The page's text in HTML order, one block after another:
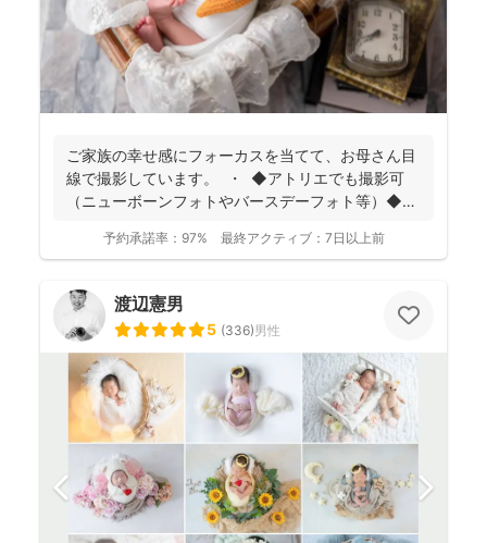
ご家族の幸せ感にフォーカスを当てて、お母さん目
線で撮影しています。 ・ ◆アトリエでも撮影可
（ニューボーンフォトやバースデーフォト等）◆
予約承諾率： 97% 最終アクティブ： 7日以上前
渡辺憲男
5 (336)男性